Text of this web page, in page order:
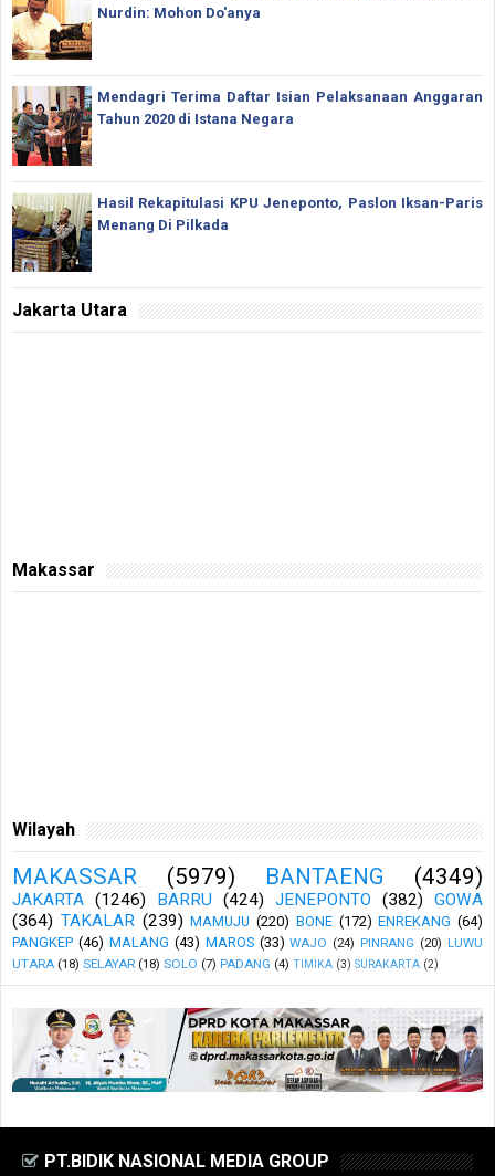
Nurdin: Mohon Do'anya
Mendagri Terima Daftar Isian Pelaksanaan Anggaran
Tahun 2020 di Istana Negara
Hasil Rekapitulasi KPU Jeneponto, Paslon Iksan-Paris
Menang Di Pilkada
Jakarta Utara
Makassar
Wilayah
MAKASSAR (5979) BANTAENG (4349)
JAKARTA (1246) BARRU (424) JENEPONTO (382)
GOWA
(364) TAKALAR (239) MAMUJU (220) BONE (172) ENREKANG (64)
PANGKEP (46) MALANG (43) MAROS (33) WAJO (24) PINRANG (20) LUWU
UTARA (18) SELAYAR (18) SOLO (7) PADANG (4) TIMIKA (3) SURAKARTA (2)
PT.BIDIK NASIONAL MEDIA GROUP